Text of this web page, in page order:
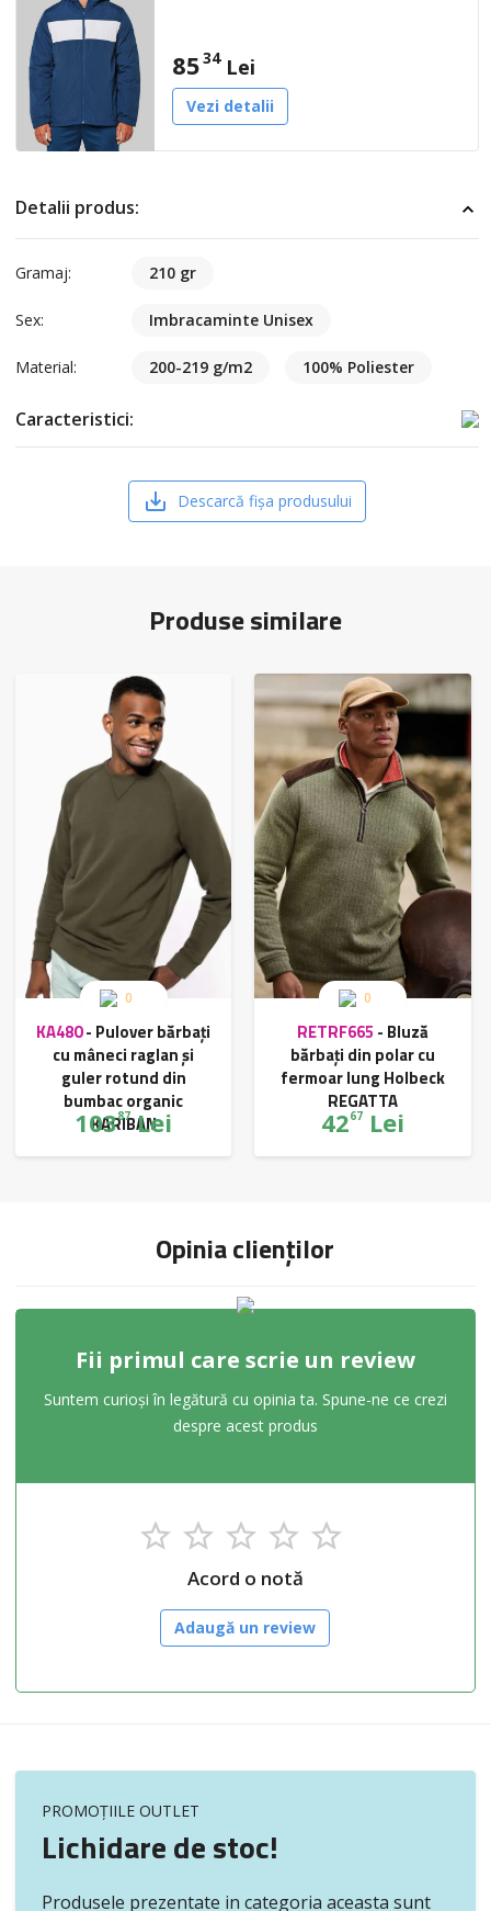
8534Lei
Vezi detalii
Detalii produs:
Gramaj: 210 gr
Sex: Imbracaminte Unisex
Material: 200-219 g/m2 100% Poliester
Caracteristici:
Descarcă fișa produsului
Produse similare
0
KA480- Pulover bărbați
cu mâneci raglan și
guler rotund din
bumbac organic
KARIBAN
10387Lei
0
RETRF665 - Bluză
bărbați din polar cu
fermoar lung Holbeck
REGATTA
4267 Lei
Opinia clienților
Fii primul care scrie un review
Suntem curioși în legătură cu opinia ta. Spune-ne ce crezi
despre acest produs
Acord o notă
Adaugă un review
PROMOȚIILE OUTLET
Lichidare de stoc!
Produsele prezentate in categoria aceasta sunt